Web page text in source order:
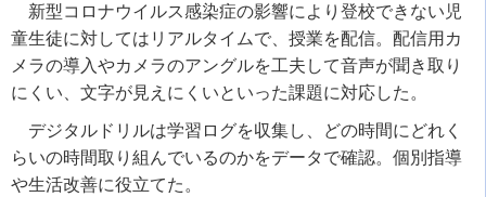
新型コロナウイルス感染症の影響により登校できない児
童生徒に対してはリアルタイムで、授業を配信。配信用カ
メラの導入やカメラのアングルを工夫して音声が聞き取り
にくい、文字が見えにくいといった課題に対応した。
デジタルドリルは学習ログを収集し、どの時間にどれく
らいの時間取り組んでいるのかをデータで確認。個別指導
や生活改善に役立てた。